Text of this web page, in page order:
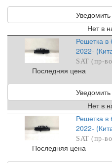
Нет в
Решетка в
2022-
SAT (пр-
Последняя цена
Нет в
Решетка в
2022-
SAT (пр-
Последняя цена